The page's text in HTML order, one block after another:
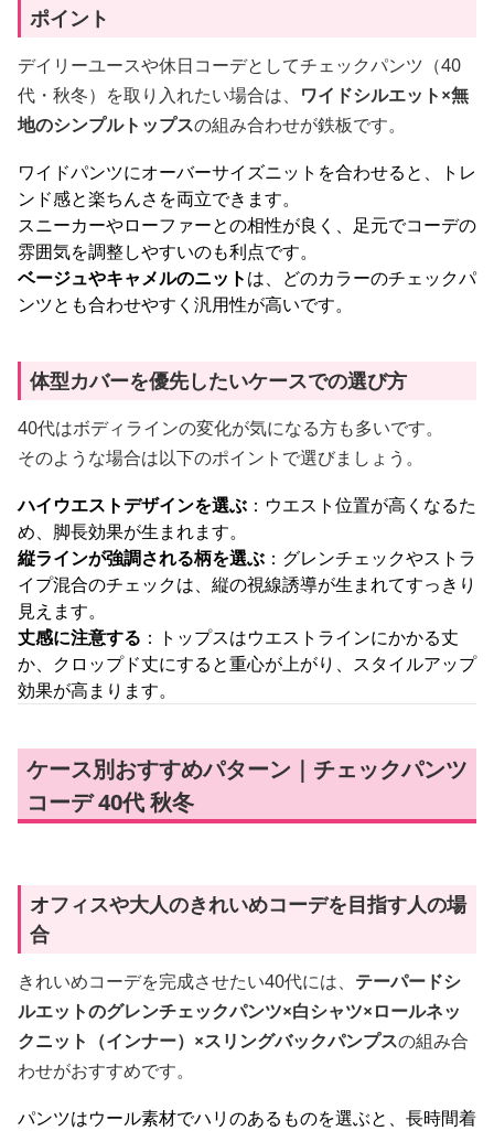
ポイント
デイリーユースや休日コーデとしてチェックパンツ（40
代・秋冬）を取り入れたい場合は、 ワイドシルエット×無
地のシンプルトップスの組み合わせが鉄板です。
ワイドパンツにオーバーサイズニットを合わせると、トレ
ンド感と楽ちんさを両立できます。
スニーカーやローファーとの相性が良く、足元でコーデの
雰囲気を調整しやすいのも利点です。
ベージュやキャメルのニットは、どのカラーのチェックパ
ンツとも合わせやすく汎用性が高いです。
体型カバーを優先したいケースでの選び方
40代はボディラインの変化が気になる方も多いです。
そのような場合は以下のポイントで選びましょう。
ハイウエストデザインを選ぶ ：ウエスト位置が高くなるた
め、脚長効果が生まれます。
縦ラインが強調される柄を選ぶ ：グレンチェックやストラ
イプ混合のチェックは、縦の視線誘導が生まれてすっきり
見えます。
丈感に注意する ：トップスはウエストラインにかかる丈
か、クロップド丈にすると重心が上がり、スタイルアップ
効果が高まります。
ケース別おすすめパターン｜チェックパンツ
コーデ 40代 秋冬
オフィスや大人のきれいめコーデを目指す人の場
合
きれいめコーデを完成させたい40代には、 テーパードシ
ルエットのグレンチェックパンツ×白シャツ×ロールネッ
クニット（インナー）×スリングバックパンプスの組み合
わせがおすすめです。
パンツはウール素材でハリのあるものを選ぶと、長時間着